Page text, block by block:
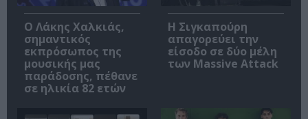
Ο Λάκης Χαλκιάς,
σημαντικός
εκπρόσωπος της
μουσικής μας
παράδοσης, πέθανε
σε ηλικία 82 ετών
Η Σιγκαπούρη
απαγορεύει την
είσοδο σε δύο μέλη
των Massive Attack